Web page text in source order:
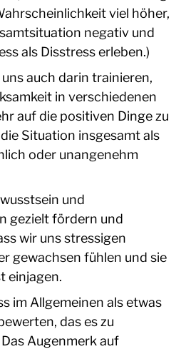
viel höher,
negativ und
als Disstress erleben.)
auch darin trainieren,
in verschiedenen
auf die positiven Dinge zu
Situation insgesamt als
oder unangenehm
und
gezielt fördern und
wir uns stressigen
gewachsen fühlen und sie
einjagen.
im Allgemeinen als etwas
das es zu
Augenmerk auf